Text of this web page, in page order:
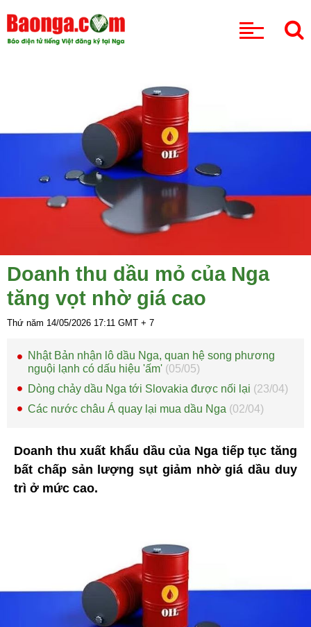
Doanh thu dầu mỏ của Nga
tăng vọt nhờ giá cao
Thứ năm 14/05/2026 17:11 GMT + 7
Nhật Bản nhận lô dầu Nga, quan hệ song phương
nguội lạnh có dấu hiệu 'ấm' (05/05)
Dòng chảy dầu Nga tới Slovakia được nối lại (23/04)
Các nước châu Á quay lại mua dầu Nga (02/04)
Doanh thu xuất khẩu dầu của Nga tiếp tục tăng
bất chấp sản lượng sụt giảm nhờ giá dầu duy
trì ở mức cao.